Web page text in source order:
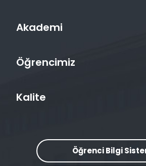
Akademi
Öğrencimiz
Kalite
Öğrenci Bilgi